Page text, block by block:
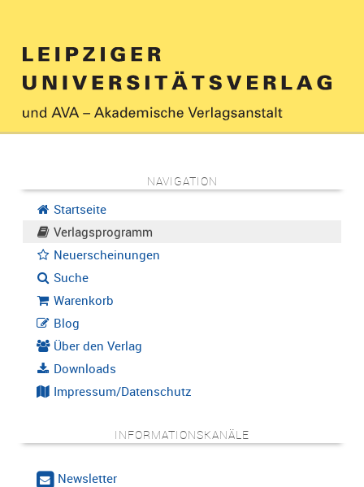
NAVIGATION
Startseite
Verlagsprogramm
Neuerscheinungen
Suche
Warenkorb
Blog
Über den Verlag
Downloads
Impressum/Datenschutz
INFORMATIONSKANÄLE
Newsletter